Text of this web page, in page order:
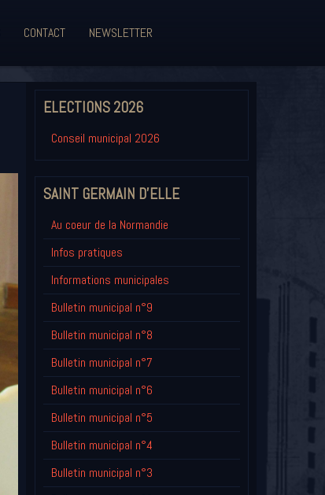
CONTACT NEWSLETTER
ELECTIONS 2026
Conseil municipal 2026
SAINT GERMAIN D'ELLE
Au coeur de la Normandie
Infos pratiques
Informations municipales
Bulletin municipal n°9
Bulletin municipal n°8
Bulletin municipal n°7
Bulletin municipal n°6
Bulletin municipal n°5
Bulletin municipal n°4
Bulletin municipal n°3